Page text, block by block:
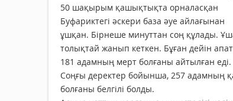
50 шақырым қашықтықта орналасқан
Буфариктегі әскери база әуе айлағынан
ұшқан. Бірнеше минуттан соң құлады.
толықтай жанып кеткен. Бұған дейін
181 адамның мерт болғаны айтылған еді.
Соңғы деректер бойынша, 257 адамның
болғаны белгілі болды.